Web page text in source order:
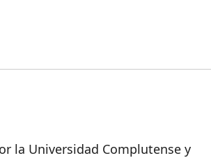
la Universidad Complutense y